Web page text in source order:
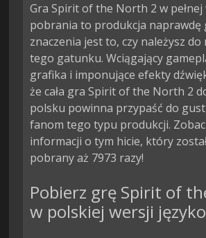
Gra Spirit of the North 2 w pełnej
pobrania to produkcja naprawdę
znaczenia jest to, czy należysz do
tego gatunku. Wciągający
grafika i imponujące efekty
że cała gra Spirit of the North 2
polsku powinna przypaść do
fanom tego typu produkcji.
informacji o tym hicie, który
pobrany aż 7973 razy!
Pobierz grę Spirit of
w polskiej wersji